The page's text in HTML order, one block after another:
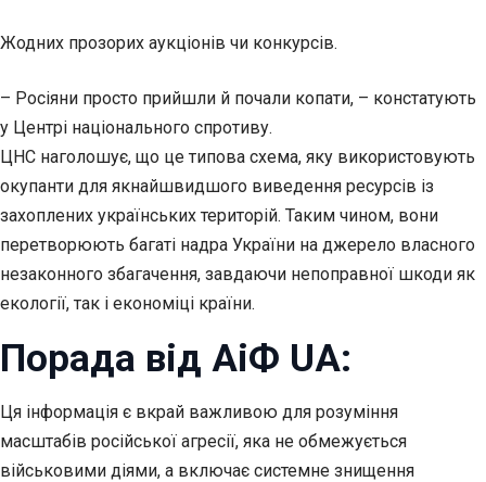
Жодних прозорих аукціонів чи конкурсів.
– Росіяни просто прийшли й почали копати, – констатують
у Центрі національного спротиву.
ЦНС наголошує, що це типова схема, яку використовують
окупанти для якнайшвидшого виведення ресурсів із
захоплених українських територій. Таким чином, вони
перетворюють багаті надра України на джерело власного
незаконного збагачення, завдаючи непоправної шкоди як
екології, так і економіці країни.
Порада від АіФ UA:
Ця інформація є вкрай важливою для розуміння
масштабів російської агресії, яка не обмежується
військовими діями, а включає системне знищення